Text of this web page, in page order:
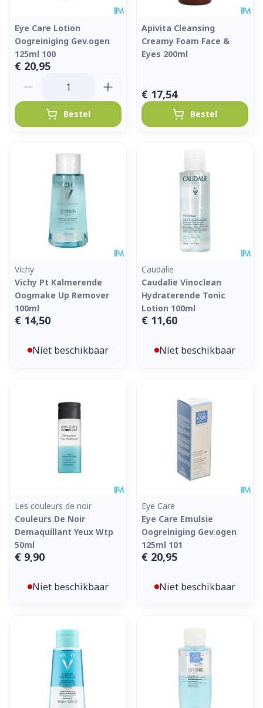
Eye Care Lotion
Oogreiniging Gev.ogen
125ml 100
€ 20,95
Bestel
Apivita Cleansing
Creamy Foam Face &
Eyes 200ml
€ 17,54
Bestel
Vichy
Vichy Pt Kalmerende
Oogmake Up Remover
100ml
€ 14,50
Niet beschikbaar
Caudalie
Caudalie Vinoclean
Hydraterende Tonic
Lotion 100ml
€ 11,60
Niet beschikbaar
Les couleurs de noir
Couleurs De Noir
Demaquillant Yeux Wtp
50ml
€ 9,90
Niet beschikbaar
Eye Care
Eye Care Emulsie
Oogreiniging Gev.ogen
125ml 101
€ 20,95
Niet beschikbaar